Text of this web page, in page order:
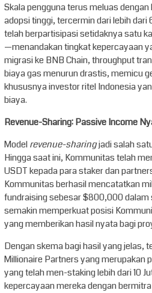
Skala pengguna terus meluas
adopsi tinggi, tercermin dari lebih
telah berpartisipasi setidaknya satu
—menandakan tingkat kepercayaan
migrasi ke BNB Chain, throughput
biaya gas menurun drastis, memicu
khususnya investor ritel Indonesia
biaya.
Revenue-Sharing: Passive Income
Modelrevenue-sharingjadi salah
Hingga saat ini, Kommunitas telah
USDT kepada para staker dan
Kommunitas berhasil mencatatkan
fundraising sebesar $800,000 dalam
semakin memperkuat posisi
yang memberikan hasil nyata bagi
Dengan skema bagi hasil yang jelas,
Millionaire Partners yang merupakan
yang telah men-staking lebih dari 10
kepercayaan mereka dengan